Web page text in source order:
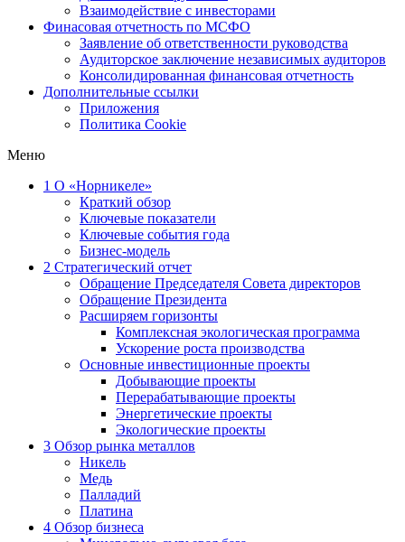
Взаимодействие с инвеcторами
Финасовая отчетность по МСФО
Заявление об ответственности руководства
Аудиторское заключение независимых аудиторов
Консолидированная финансовая отчетность
Дополнительные ссылки
Приложения
Политика Cookie
Меню
1 О «Норникеле»
Краткий обзор
Ключевые показатели
Ключевые события года
Бизнес-модель
2 Стратегический отчет
Обращение Председателя Совета директоров
Обращение Президента
Расширяем горизонты
Комплексная экологическая программа
Ускорение роста производства
Основные инвестиционные проекты
Добывающие проекты
Перерабатывающие проекты
Энергетические проекты
Экологические проекты
3 Обзор рынка металлов
Никель
Медь
Палладий
Платина
4 Обзор бизнеса